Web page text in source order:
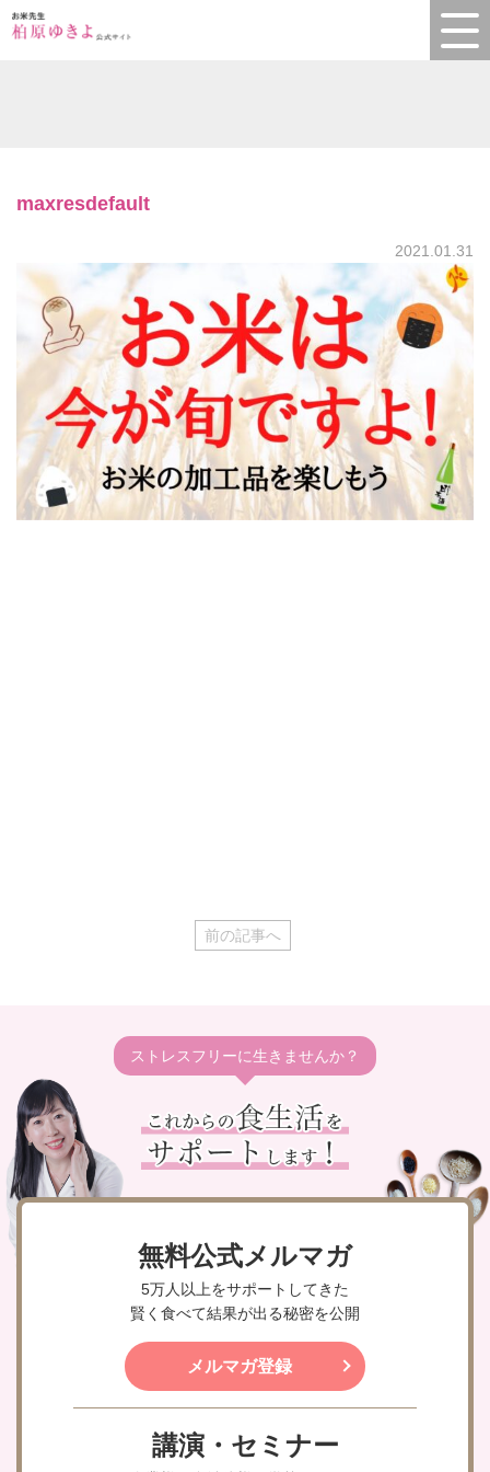
maxresdefault
2021.01.31
前の記事へ
ストレスフリーに生きませんか？
無料公式メルマガ
5万人以上をサポートしてきた
賢く食べて結果が出る秘密を公開
メルマガ登録
講演・セミナー